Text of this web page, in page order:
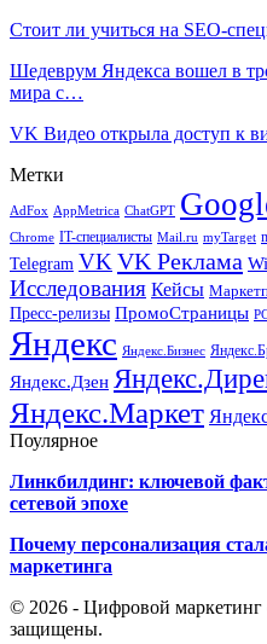
Стоит ли учиться на SEO-
Шедеврум Яндекса вошел в
мира с…
VK Видео открыла доступ к
Метки
AdFox AppMetrica ChatGPT
Chrome IT-специалисты Mail.ru myTarget
Telegram VK VK Реклама
Исследования Кейсы
Пресс-релизы ПромоСтраницы
Яндекс Яндекс.Бизнес
Яндекс.Дзен
Яндекс.Маркет
Поулярное
Линкбилдинг: ключевой
сетевой эпохе
Почему персонализация
маркетинга
© 2026 - Цифровой маркетинг
защищены.